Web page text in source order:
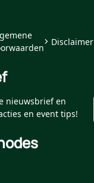
Disclaimer
nieuwsbrief en
en event tips!